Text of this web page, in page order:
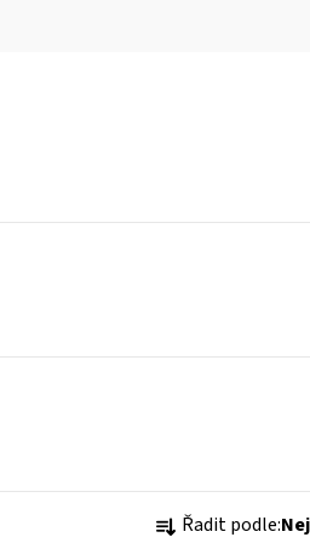
Ř Řadit podle: